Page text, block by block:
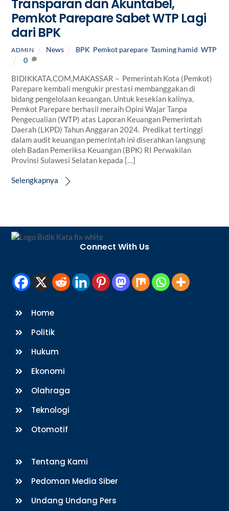
Transparan dan Akuntabel,
Pemkot Parepare Sabet WTP Lagi
dari BPK
ADMIN News BPK Pemkot parepare, Tasming hamid WTP
0
BIDIKKATA.COM,MAKASSAR – Pemerintah Kota (Pemkot)
Parepare kembali mengukir prestasi membanggakan di
bidang pengelolaan keuangan. Untuk kesekian kalinya,
Pemkot Parepare berhasil meraih Opini Wajar Tanpa
Pengecualian (WTP) atas Laporan Keuangan Pemerintah
Daerah (LKPD) Tahun Anggaran 2024. Predikat tertinggi
dalam audit keuangan pemerintah ini diserahkan langsung
oleh Badan Pemeriksa Keuangan (BPK) RI Perwakilan
Provinsi Sulawesi Selatan kepada […]
Selengkapnya
Back
Connect With Us
Home
Politik
Hukum
Ekonomi
Olahraga
Teknologi
Otomotif
Tentang Kami
Pedoman Media Siber
Undang Undang Pers